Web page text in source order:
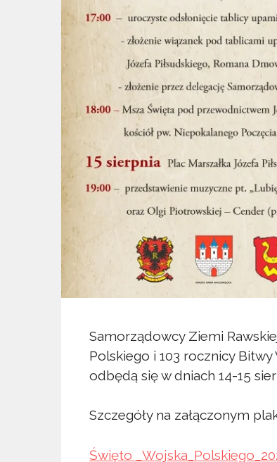
Samorządowcy Ziemi
Polskiego i 103 rocznicy
odbędą się w dniach 14-15
Szczegóły na załączonym
Święto